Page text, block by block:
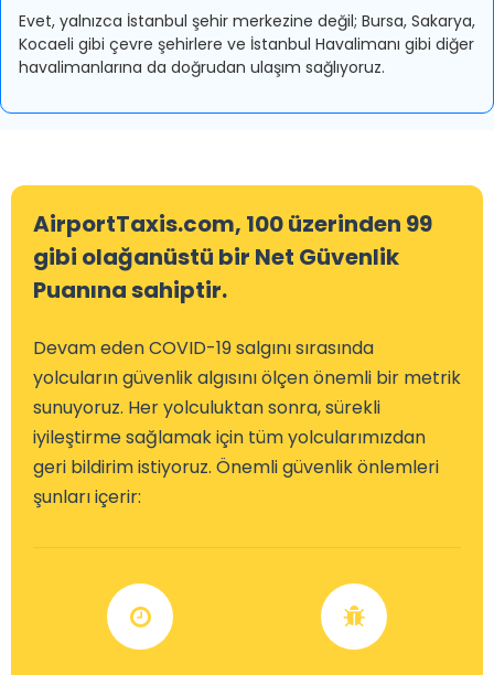
Evet, yalnızca İstanbul şehir merkezine değil; Bursa, Sakarya,
Kocaeli gibi çevre şehirlere ve İstanbul Havalimanı gibi diğer
havalimanlarına da doğrudan ulaşım sağlıyoruz.
AirportTaxis.com, 100 üzerinden 99
gibi olağanüstü bir Net Güvenlik
Puanına sahiptir.
Devam eden COVID-19 salgını sırasında
yolcuların güvenlik algısını ölçen önemli bir metrik
sunuyoruz. Her yolculuktan sonra, sürekli
iyileştirme sağlamak için tüm yolcularımızdan
geri bildirim istiyoruz. Önemli güvenlik önlemleri
şunları içerir: